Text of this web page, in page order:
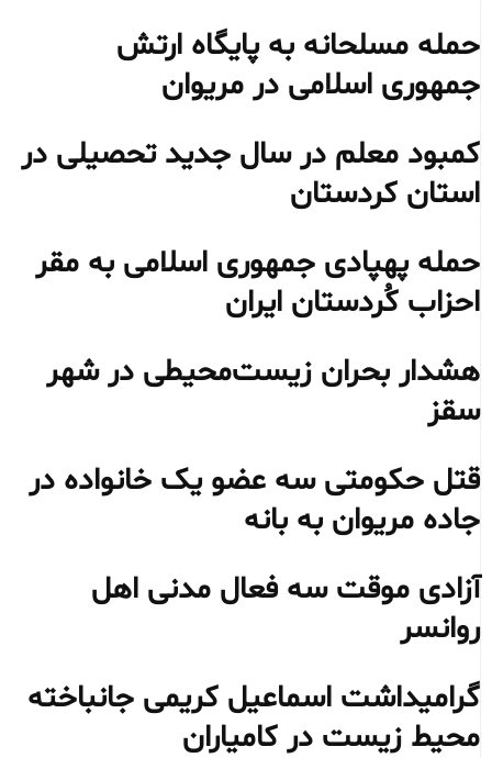
حمله مسلحانه به پایگاه ارتش
جمهوری اسلامی در مریوان
کمبود معلم در سال جدید تحصیلی در
استان کردستان
حمله پهپادی جمهوری اسلامی به مقر
احزاب کُردستان ایران
هشدار بحران زیست‌محیطی در شهر
سقز
قتل حکومتی سه عضو یک خانواده در
جاده مریوان به بانه
آزادی موقت سه فعال مدنی اهل
روانسر
گرامیداشت اسماعیل کریمی جانباخته
محیط‌ زیست در کامیاران